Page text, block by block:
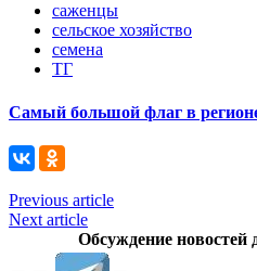
саженцы
сельское хозяйство
семена
ТГ
Самый большой флаг в
Previous article
Next article
Обсуждение новостей